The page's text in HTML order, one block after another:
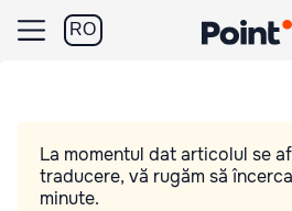
RO
La momentul dat articolul se
traducere, vă rugăm să
minute.